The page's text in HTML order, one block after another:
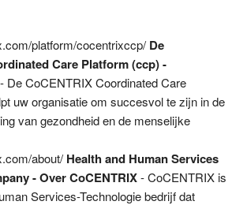
platform/cocentrixccp/ De
Care Platform (ccp) -
- De CoCENTRIX Coordinated Care
uw organisatie om succesvol te zijn in de
van gezondheid en de menselijke
about/ Health and Human Services
- Over CoCENTRIX- CoCENTRIX is
Services-Technologie bedrijf dat